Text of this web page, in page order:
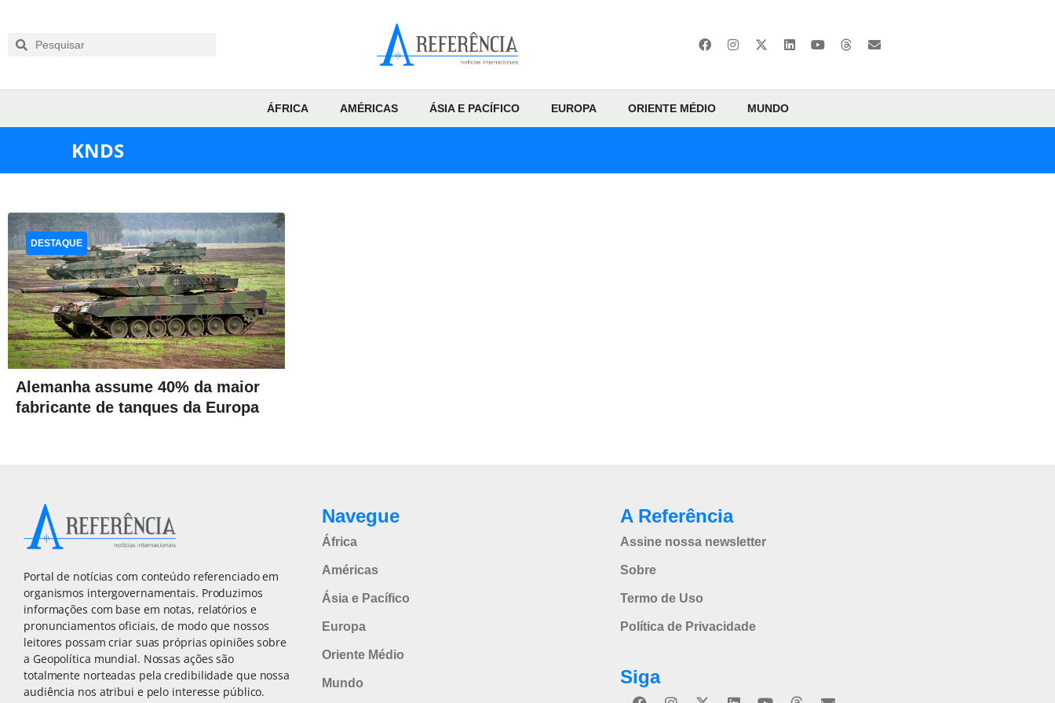
ÁFRICA AMÉRICAS ÁSIA E PACÍFICO EUROPA ORIENTE MÉDIO MUNDO
KNDS
Alemanha assume 40% da maior
fabricante de tanques da Europa
DESTAQUE
Portal de notícias com conteúdo referenciado em
organismos intergovernamentais. Produzimos
informações com base em notas, relatórios e
pronunciamentos oficiais, de modo que nossos
leitores possam criar suas próprias opiniões sobre
a Geopolítica mundial. Nossas ações são
totalmente norteadas pela credibilidade que nossa
audiência nos atribui e pelo interesse público.
Navegue
África
Américas
Ásia e Pacífico
Europa
Oriente Médio
Mundo
A Referência
Assine nossa newsletter
Sobre
Termo de Uso
Política de Privacidade
Siga